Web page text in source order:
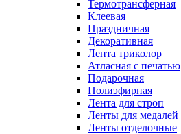
Термотрансферная
Клеевая
Праздничная
Декоративная
Лента триколор
Атласная с печатью
Подарочная
Полиэфирная
Лента для строп
Ленты для медалей
Ленты отделочные